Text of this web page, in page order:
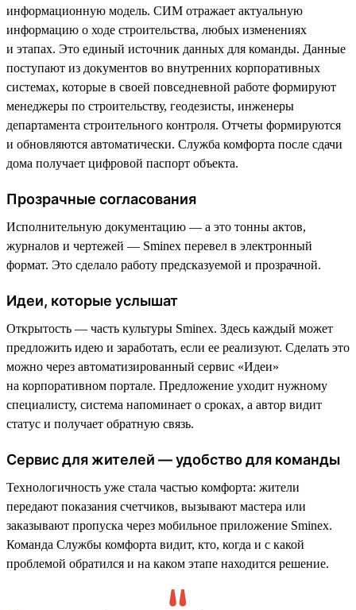
информационную модель. СИМ отражает актуальную
информацию о ходе строительства, любых изменениях
и этапах. Это единый источник данных для команды. Данные
поступают из документов во внутренних корпоративных
системах, которые в своей повседневной работе формируют
менеджеры по строительству, геодезисты, инженеры
департамента строительного контроля. Отчеты формируются
и обновляются автоматически. Служба комфорта после сдачи
дома получает цифровой паспорт объекта.
Прозрачные согласования
Исполнительную документацию — а это тонны актов,
журналов и чертежей — Sminex перевел в электронный
формат. Это сделало работу предсказуемой и прозрачной.
Идеи, которые услышат
Открытость — часть культуры Sminex. Здесь каждый может
предложить идею и заработать, если ее реализуют. Сделать это
можно через автоматизированный сервис «Идеи»
на корпоративном портале. Предложение уходит нужному
специалисту, система напоминает о сроках, а автор видит
статус и получает обратную связь.
Сервис для жителей — удобство для команды
Технологичность уже стала частью комфорта: жители
передают показания счетчиков, вызывают мастера или
заказывают пропуска через мобильное приложение Sminex.
Команда Службы комфорта видит, кто, когда и с какой
проблемой обратился и на каком этапе находится решение.